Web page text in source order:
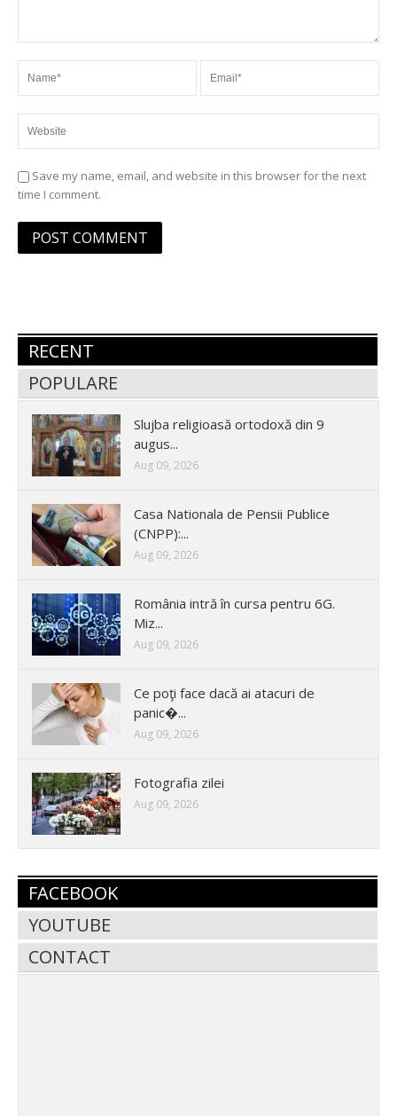
Save my name, email, and website in this browser for the next
time I comment.
RECENT
POPULARE
Slujba religioasă ortodoxă din 9
augus...
Aug 09, 2026
Casa Nationala de Pensii Publice
(CNPP):...
Aug 09, 2026
România intră în cursa pentru 6G.
Miz...
Aug 09, 2026
Ce poţi face dacă ai atacuri de
panic�...
Aug 09, 2026
Fotografia zilei
Aug 09, 2026
FACEBOOK
YOUTUBE
CONTACT